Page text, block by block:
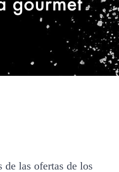
de las ofertas de los